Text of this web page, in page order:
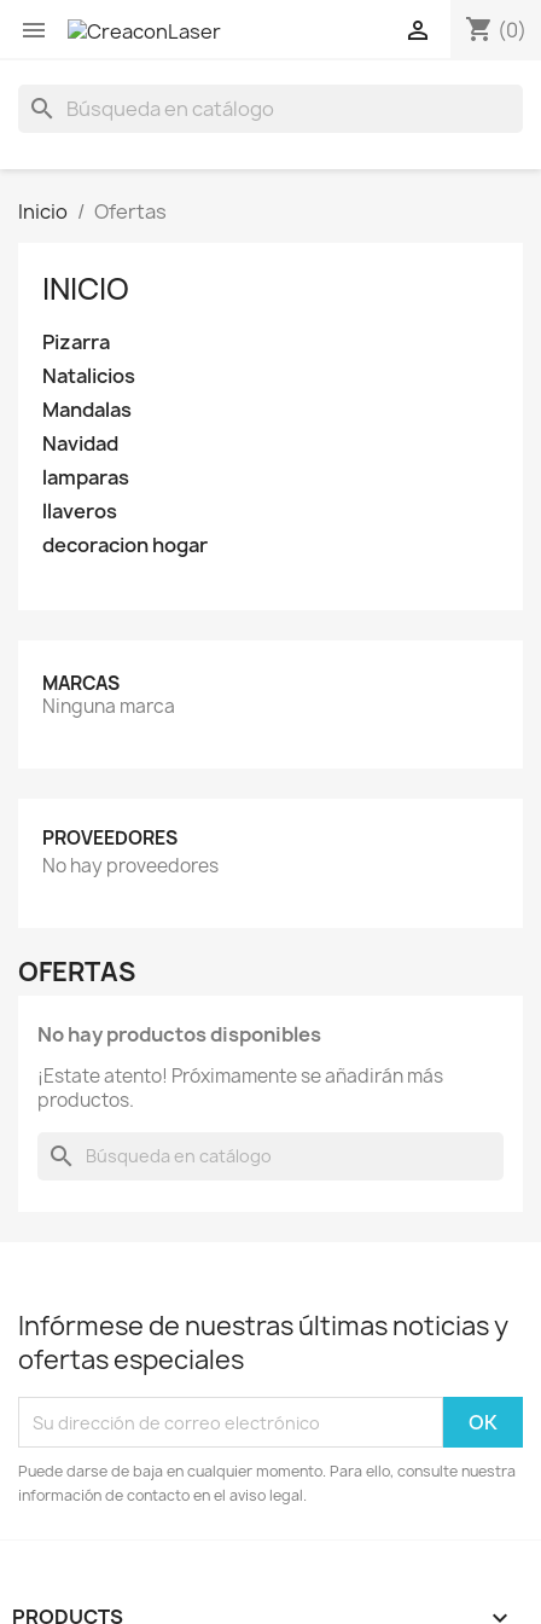
 shopping_cart (0)

search
Inicio Ofertas
INICIO
Pizarra
Natalicios
Mandalas
Navidad
lamparas
llaveros
decoracion hogar
MARCAS
Ninguna marca
PROVEEDORES
No hay proveedores
OFERTAS
No hay productos disponibles
¡Estate atento! Próximamente se añadirán más
productos.
search
Infórmese de nuestras últimas noticias y
ofertas especiales
Puede darse de baja en cualquier momento. Para ello, consulte nuestra
información de contacto en el aviso legal.
PRODUCTS 